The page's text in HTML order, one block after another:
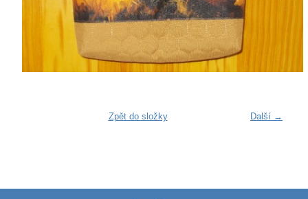
Další →
Zpět do složky